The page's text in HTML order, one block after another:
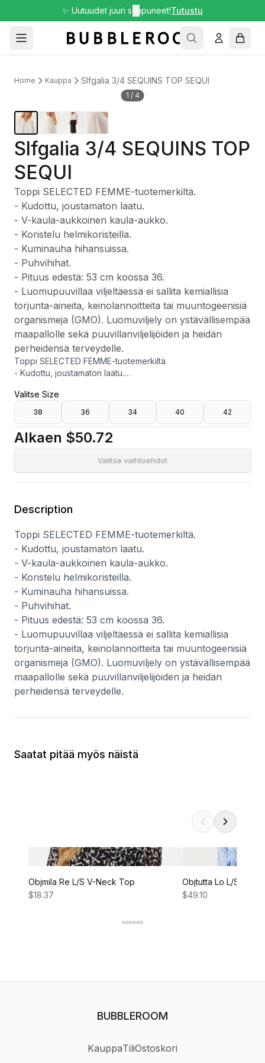
✨ Uutuudet juuri saapuneet!Tutustu
Home Kauppa Slfgalia 3/4 SEQUINS TOP SEQUI
1 / 4
Slfgalia 3/4 SEQUINS TOP
SEQUI
Toppi SELECTED FEMME-tuotemerkiltä.
- Kudottu, joustamaton laatu.
- V-kaula-aukkoinen kaula-aukko.
- Koristelu helmikoristeilla.
- Kuminauha hihansuissa.
- Puhvihihat.
- Pituus edestä: 53 cm koossa 36.
- Luomupuuvillaa viljeltäessä ei sallita kemiallisia
torjunta-aineita, keinolannoitteita tai muuntogeenisiä
organismeja (GMO). Luomuviljely on ystävällisempää
maapallolle sekä puuvillanviljelijöiden ja heidän
perheidensä terveydelle.
Toppi SELECTED FEMME-tuotemerkiltä.
- Kudottu, joustamaton laatu.
- Koristelu helmikoristeilla.
- Kuminauha hihansuissa.
- Puhvihihat.
- Pituus edestä: 53 cm koossa 36.
- Luomupuuvillaa viljeltäessä ei sallita kemiallisia torjunta-
aineita, keinolannoitteita tai muuntogeenisiä organismeja
puuvillanviljelijöiden ja heidän perheidensä terveydelle.
Valitse Size
38 36 34 40 42
Alkaen $50.72
Valitse vaihtoehdot
Description
Toppi SELECTED FEMME-tuotemerkiltä.
- Kudottu, joustamaton laatu.
- V-kaula-aukkoinen kaula-aukko.
- Koristelu helmikoristeilla.
- Kuminauha hihansuissa.
- Puhvihihat.
- Pituus edestä: 53 cm koossa 36.
- Luomupuuvillaa viljeltäessä ei sallita kemiallisia
torjunta-aineita, keinolannoitteita tai muuntogeenisiä
organismeja (GMO). Luomuviljely on ystävällisempää
maapallolle sekä puuvillanviljelijöiden ja heidän
perheidensä terveydelle.
Saatat pitää myös näistä
Objmila Re L/S V-Neck Top
$18.37
Objtutta Lo L/S Shirt
$49.10
BUBBLEROOM
KauppaTiliOstoskori